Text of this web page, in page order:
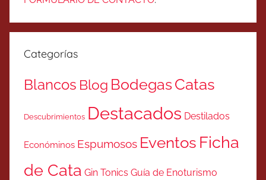
Categorías
Blancos Blog BodegasCatas
Descubrimientos Destacados Destilados
Económinos Espumosos Eventos Ficha
de Cata Gin Tonics Guía de Enoturismo